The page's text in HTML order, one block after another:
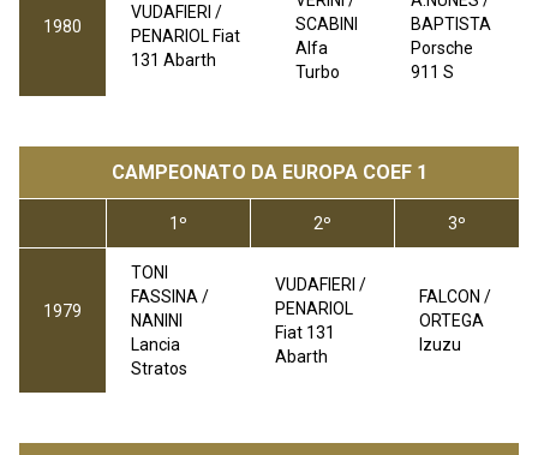
1980
VUDAFIERI /
PENARIOL Fiat
131 Abarth
SCABINI
Alfa
Turbo
BAPTISTA
Porsche
911 S
CAMPEONATO DA EUROPA COEF 1
1º 2º 3º
1979
TONI
FASSINA /
NANINI
Lancia
Stratos
VUDAFIERI /
PENARIOL
Fiat 131
Abarth
FALCON /
ORTEGA
Izuzu